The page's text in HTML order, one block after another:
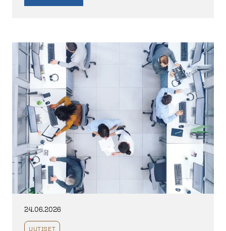
24.06.2026
UUTISET